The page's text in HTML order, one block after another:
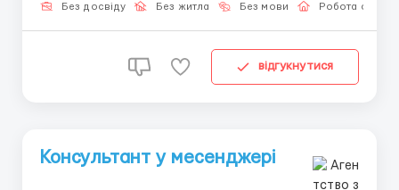
Телеграмм: @vi...
Без досвіду Без житла Без мови Робота онлайн
відгукнутися
Консультант у месенджері